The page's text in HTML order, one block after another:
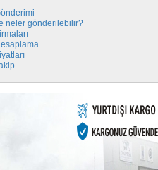
neler gönderilebilir?